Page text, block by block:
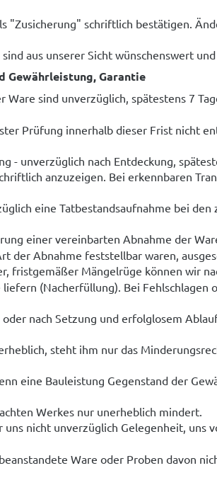
"Zusicherung" schriftlich bestätigen.
aus unserer Sicht wünschenswert
Gewährleistung, Garantie
Ware sind unverzüglich, spätestens 7
Prüfung innerhalb dieser Frist nicht
- unverzüglich nach Entdeckung,
anzuzeigen. Bei erkennbaren
eine Tatbestandsaufnahme bei
einer vereinbarten Abnahme der
der Abnahme feststellbar waren,
fristgemäßer Mängelrüge können wir
liefern (Nacherfüllung). Bei
nach Setzung und erfolglosem
steht ihm nur das
eine Bauleistung Gegenstand der
Werkes nur unerheblich mindert.
uns nicht unverzüglich Gelegenheit, uns
Ware oder Proben davon